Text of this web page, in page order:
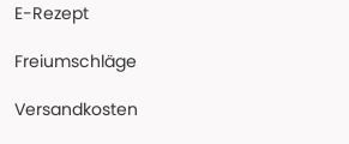
E-Rezept
Freiumschläge
Versandkosten